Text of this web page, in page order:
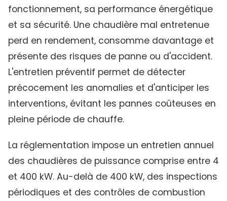
fonctionnement, sa performance énergétique
et sa sécurité. Une chaudière mal entretenue
perd en rendement, consomme davantage et
présente des risques de panne ou d'accident.
L'entretien préventif permet de détecter
précocement les anomalies et d'anticiper les
interventions, évitant les pannes coûteuses en
pleine période de chauffe.
La réglementation impose un entretien annuel
des chaudières de puissance comprise entre 4
et 400 kW. Au-delà de 400 kW, des inspections
périodiques et des contrôles de combustion